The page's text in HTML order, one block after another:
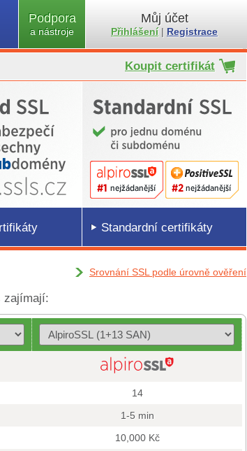
Podpora
a nástroje
Můj účet
Přihlášení| Registrace
Koupit certifikát
Standardní certifikáty
Srovnání SSL podle úrovně ověření
zajímají:
14
1-5 min
10,000 Kč